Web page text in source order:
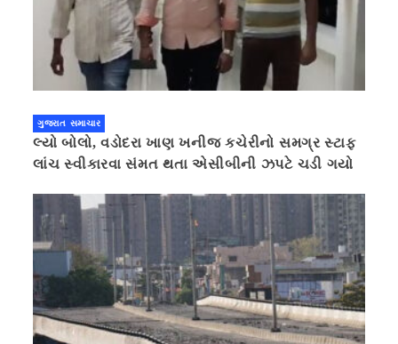
ગુજરાત સમાચાર
લ્યો બોલો, વડોદરા ખાણ ખનીજ કચેરીનો સમગ્ર સ્ટાફ
લાંચ સ્વીકારવા સંમત થતા એસીબીની ઝપટે ચડી ગયો